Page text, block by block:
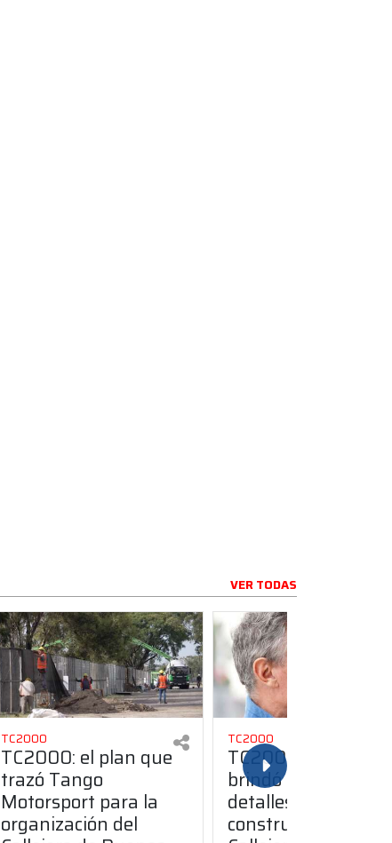
VER TODAS
TC2000
TC2000: el plan que
trazó Tango
Motorsport para la
organización del
TC2000
TC2000: Furlán
brindó nuevos
detalles sobre la
construcción del